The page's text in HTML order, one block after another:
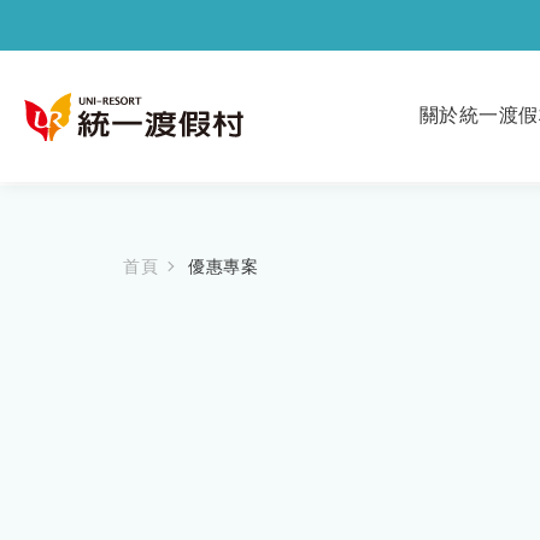
關於統一渡
首頁 優惠專案